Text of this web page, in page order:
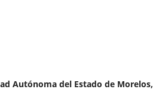
Autónoma del Estado de Morelos,